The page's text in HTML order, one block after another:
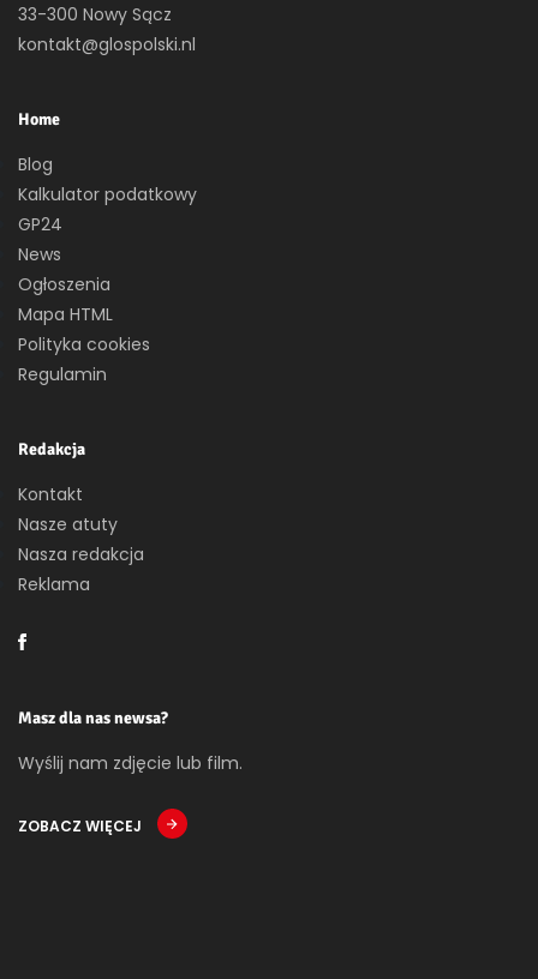
33-300 Nowy Sącz
kontakt@glospolski.nl
Home
Blog
Kalkulator podatkowy
GP24
News
Ogłoszenia
Mapa HTML
Polityka cookies
Regulamin
Redakcja
Kontakt
Nasze atuty
Nasza redakcja
Reklama
Masz dla nas newsa?
Wyślij nam zdjęcie lub film.
ZOBACZ WIĘCEJ